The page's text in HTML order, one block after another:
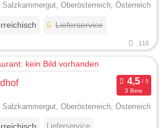
Oberösterreich, Österreich
Lieferservice
116
3 Bew.
Oberösterreich, Österreich
Lieferservice